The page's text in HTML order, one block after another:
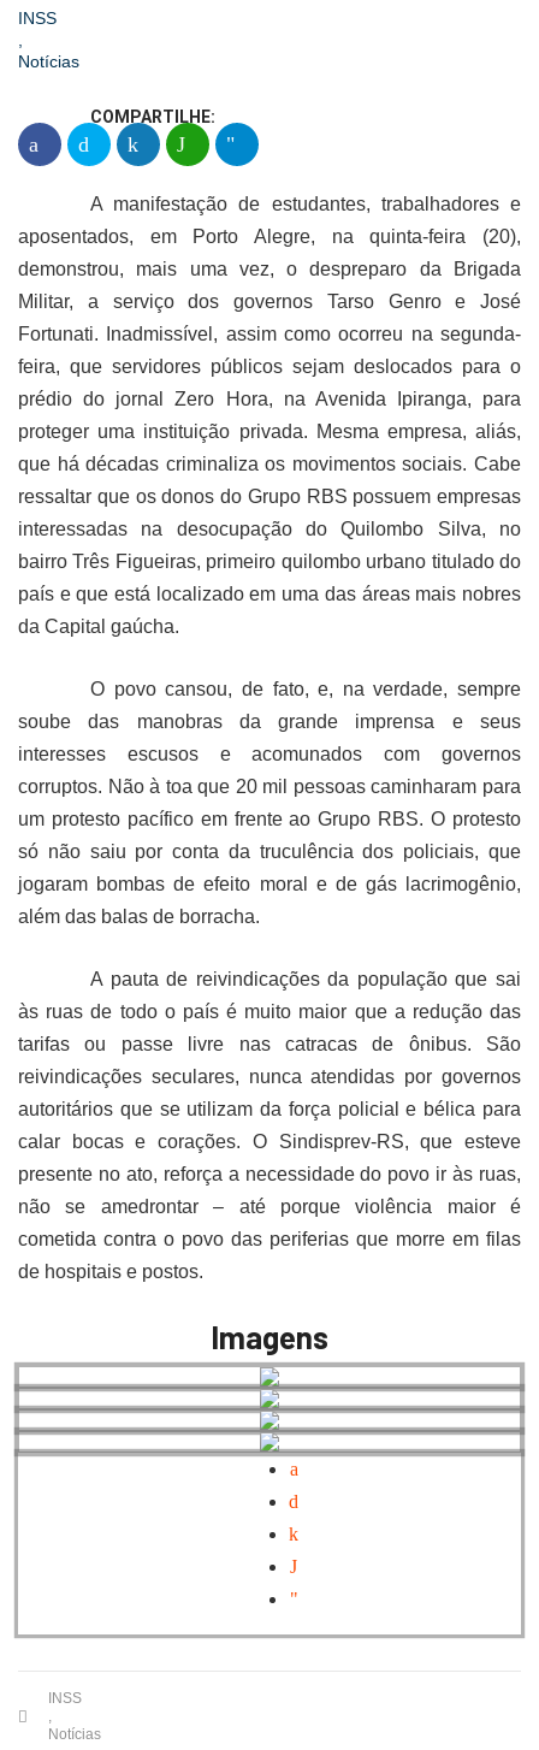
INSS
,
Notícias
COMPARTILHE:
A manifestação de estudantes, trabalhadores e
aposentados, em Porto Alegre, na quinta-feira (20),
demonstrou, mais uma vez, o despreparo da Brigada
Militar, a serviço dos governos Tarso Genro e José
Fortunati. Inadmissível, assim como ocorreu na segunda-
feira, que servidores públicos sejam deslocados para o
prédio do jornal Zero Hora, na Avenida Ipiranga, para
proteger uma instituição privada. Mesma empresa, aliás,
que há décadas criminaliza os movimentos sociais. Cabe
ressaltar que os donos do Grupo RBS possuem empresas
interessadas na desocupação do Quilombo Silva, no
bairro Três Figueiras, primeiro quilombo urbano titulado do
país e que está localizado em uma das áreas mais nobres
da Capital gaúcha.
O povo cansou, de fato, e, na verdade, sempre
soube das manobras da grande imprensa e seus
interesses escusos e acomunados com governos
corruptos. Não à toa que 20 mil pessoas caminharam para
um protesto pacífico em frente ao Grupo RBS. O protesto
só não saiu por conta da truculência dos policiais, que
jogaram bombas de efeito moral e de gás lacrimogênio,
além das balas de borracha.
A pauta de reivindicações da população que sai
às ruas de todo o país é muito maior que a redução das
tarifas ou passe livre nas catracas de ônibus. São
reivindicações seculares, nunca atendidas por governos
autoritários que se utilizam da força policial e bélica para
calar bocas e corações. O Sindisprev-RS, que esteve
presente no ato, reforça a necessidade do povo ir às ruas,
não se amedrontar – até porque violência maior é
cometida contra o povo das periferias que morre em filas
de hospitais e postos.
Imagens
INSS
,
Notícias